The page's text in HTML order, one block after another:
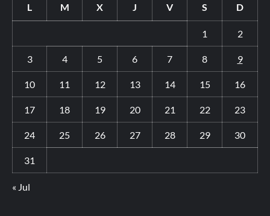
L M X J V S D
1 2
3 4 5 6 7 8 9
10 11 12 13 14 15 16
17 18 19 20 21 22 23
24 25 26 27 28 29 30
31
« Jul